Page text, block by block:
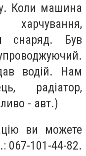
Коли машина
харчування,
снаряд. Був
водій. Нам
радіатор,
- авт.)
ви можете
067-101-44-82.